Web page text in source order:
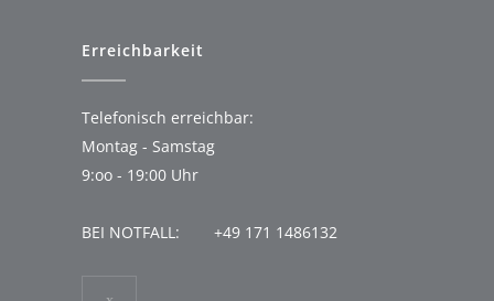
Erreichbarkeit
Telefonisch erreichbar:
Montag - Samstag
9:oo - 19:00 Uhr
BEI NOTFALL: +49 171 1486132